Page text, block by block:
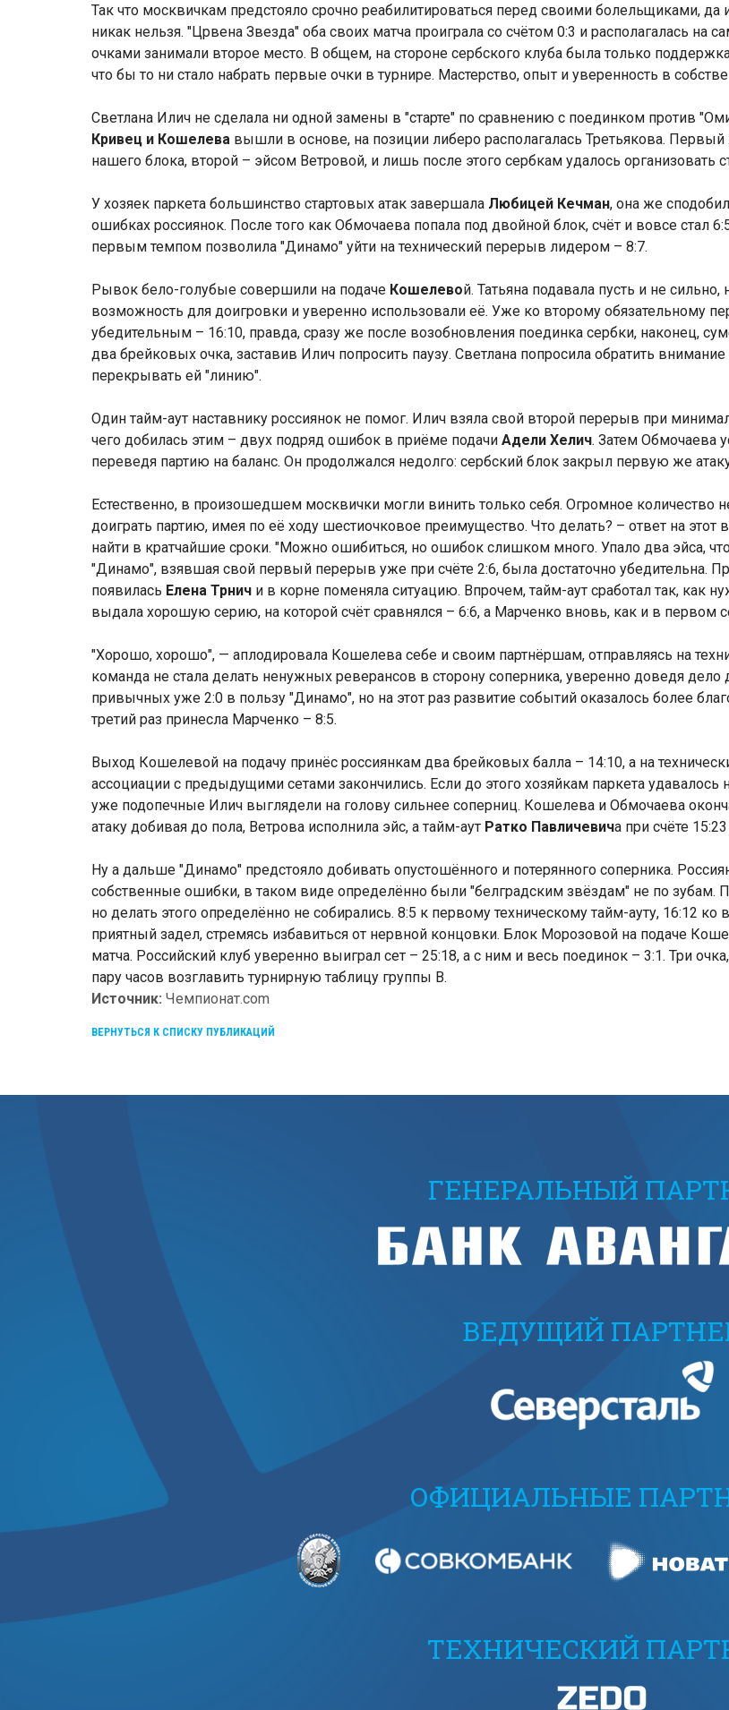
Так что москвичкам предстояло срочно реабилитироваться перед своими болельщиками, да
никак нельзя. "Црвена Звезда" оба своих матча проиграла со счётом 0:3 и располагалась
очками занимали второе место. В общем, на стороне сербского клуба была только
что бы то ни стало набрать первые очки в турнире. Мастерство, опыт и уверенность в
Светлана Илич не сделала ни одной замены в "старте" по сравнению с поединком против
Кривец и Кошелева вышли в основе, на позиции либеро располагалась Третьякова.
нашего блока, второй – эйсом Ветровой, и лишь после этого сербкам удалось организовать
У хозяек паркета большинство стартовых атак завершала Любицей Кечман, она же
ошибках россиянок. После того как Обмочаева попала под двойной блок, счёт и вовсе стал
первым темпом позволила "Динамо" уйти на технический перерыв лидером – 8:7.
Рывок бело-голубые совершили на подаче Кошелевой. Татьяна подавала пусть и не
возможность для доигровки и уверенно использовали её. Уже ко второму обязательному
убедительным – 16:10, правда, сразу же после возобновления поединка сербки, наконец,
два брейковых очка, заставив Илич попросить паузу. Светлана попросила обратить внимание
перекрывать ей "линию".
Один тайм-аут наставнику россиянок не помог. Илич взяла свой второй перерыв при
чего добилась этим – двух подряд ошибок в приёме подачи Адели Хелич. Затем Обмочаева
переведя партию на баланс. Он продолжался недолго: сербский блок закрыл первую же
Естественно, в произошедшем москвички могли винить только себя. Огромное
доиграть партию, имея по её ходу шестиочковое преимущество. Что делать? – ответ на
найти в кратчайшие сроки. "Можно ошибиться, но ошибок слишком много. Упало два эйса,
"Динамо", взявшая свой первый перерыв уже при счёте 2:6, была достаточно убедительна.
появилась Елена Трнич и в корне поменяла ситуацию. Впрочем, тайм-аут сработал так, как
выдала хорошую серию, на которой счёт сравнялся – 6:6, а Марченко вновь, как и в первом
"Хорошо, хорошо", — аплодировала Кошелева себе и своим партнёршам, отправляясь на
команда не стала делать ненужных реверансов в сторону соперника, уверенно доведя дело
привычных уже 2:0 в пользу "Динамо", но на этот раз развитие событий оказалось более
третий раз принесла Марченко – 8:5.
Выход Кошелевой на подачу принёс россиянкам два брейковых балла – 14:10, а на
ассоциации с предыдущими сетами закончились. Если до этого хозяйкам паркета
уже подопечные Илич выглядели на голову сильнее соперниц. Кошелева и Обмочаева
атаку добивая до пола, Ветрова исполнила эйс, а тайм-аут Ратко Павличевича при счёте
Ну а дальше "Динамо" предстояло добивать опустошённого и потерянного соперника.
собственные ошибки, в таком виде определённо были "белградским звёздам" не по зубам.
но делать этого определённо не собирались. 8:5 к первому техническому тайм-ауту, 16:12
приятный задел, стремясь избавиться от нервной концовки. Блок Морозовой на подаче
матча. Российский клуб уверенно выиграл сет – 25:18, а с ним и весь поединок – 3:1. Три
пару часов возглавить турнирную таблицу группы В.
Источник: Чемпионат.com
ВЕРНУТЬСЯ К СПИСКУ ПУБЛИКАЦИЙ
ГЕНЕРАЛЬНЫЙ
ВЕДУЩИЙ
ОФИЦИАЛЬНЫЕ
ТЕХНИЧЕСКИЙ